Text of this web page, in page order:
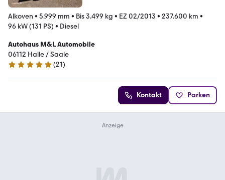
Alkoven • 5.999 mm • Bis 3.499 kg • EZ 02/2013 • 237.600 km •
96 kW (131 PS) • Diesel
Autohaus M&L Automobile
06112 Halle / Saale
5 Sterne
(21)
Kontakt Parken